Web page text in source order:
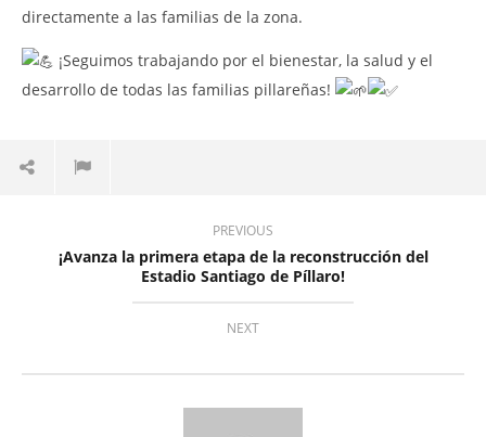
17
ALEX
directamente a las familias de la zona.
¡Seguimos trabajando por el bienestar, la salud y el
desarrollo de todas las familias pillareñas!
PREVIOUS
¡Avanza la primera etapa de la reconstrucción del
Estadio Santiago de Píllaro!
NEXT